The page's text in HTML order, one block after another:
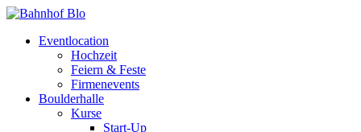
Eventlocation
Hochzeit
Feiern & Feste
Firmenevents
Boulderhalle
Kurse
Start-Up